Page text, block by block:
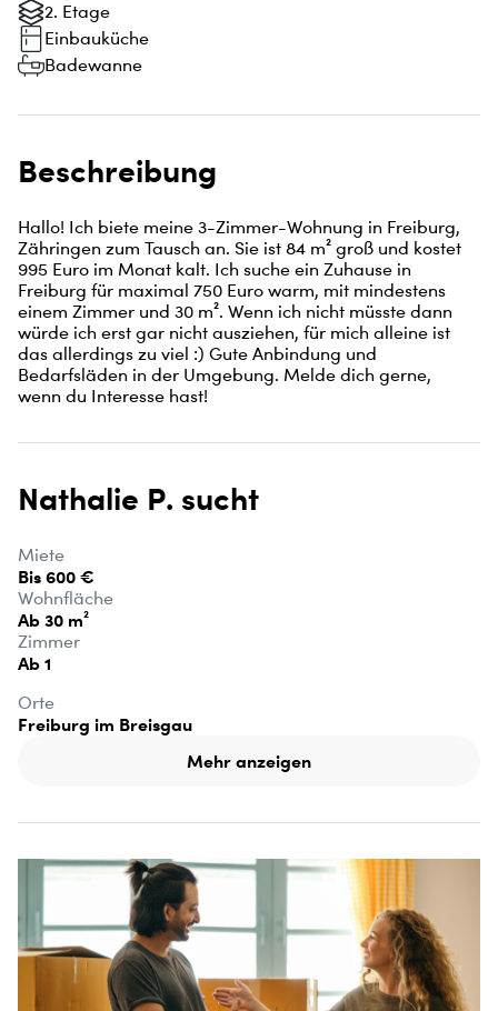
2. Etage
Einbauküche
Badewanne
Beschreibung
Hallo! Ich biete meine 3-Zimmer-Wohnung in Freiburg,
Zähringen zum Tausch an. Sie ist 84 m² groß und kostet
995 Euro im Monat kalt. Ich suche ein Zuhause in
Freiburg für maximal 750 Euro warm, mit mindestens
einem Zimmer und 30 m². Wenn ich nicht müsste dann
würde ich erst gar nicht ausziehen, für mich alleine ist
das allerdings zu viel :) Gute Anbindung und
Bedarfsläden in der Umgebung. Melde dich gerne,
wenn du Interesse hast!
Nathalie P. sucht
Miete
Bis 600 €
Wohnfläche
Ab 30 m²
Zimmer
Ab 1
Orte
Freiburg im Breisgau
Mehr anzeigen